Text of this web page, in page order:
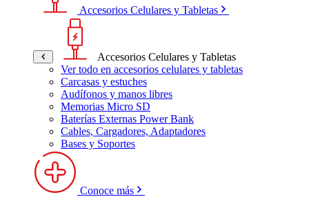
Accesorios Celulares y Tabletas
Accesorios Celulares y Tabletas
Ver todo en accesorios celulares y tabletas
Carcasas y estuches
Audífonos y manos libres
Memorias Micro SD
Baterías Externas Power Bank
Cables, Cargadores, Adaptadores
Bases y Soportes
Conoce más